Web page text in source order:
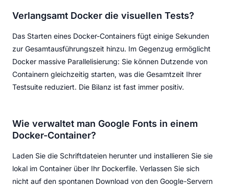
Verlangsamt Docker die visuellen Tests?
Das Starten eines Docker-Containers fügt einige Sekunden
zur Gesamtausführungszeit hinzu. Im Gegenzug ermöglicht
Docker massive Parallelisierung: Sie können Dutzende von
Containern gleichzeitig starten, was die Gesamtzeit Ihrer
Testsuite reduziert. Die Bilanz ist fast immer positiv.
Wie verwaltet man Google Fonts in einem
Docker-Container?
Laden Sie die Schriftdateien herunter und installieren Sie sie
lokal im Container über Ihr Dockerfile. Verlassen Sie sich
nicht auf den spontanen Download von den Google-Servern